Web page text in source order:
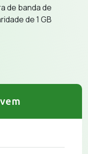
de banda de
de 1 GB